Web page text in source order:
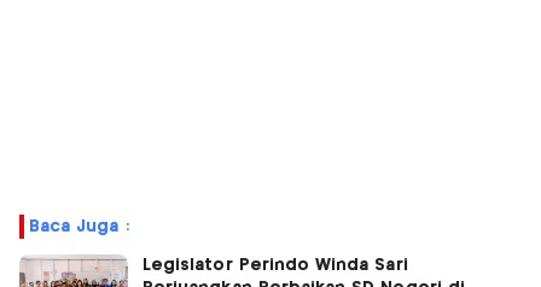
Baca Juga :
Legislator Perindo Winda Sari